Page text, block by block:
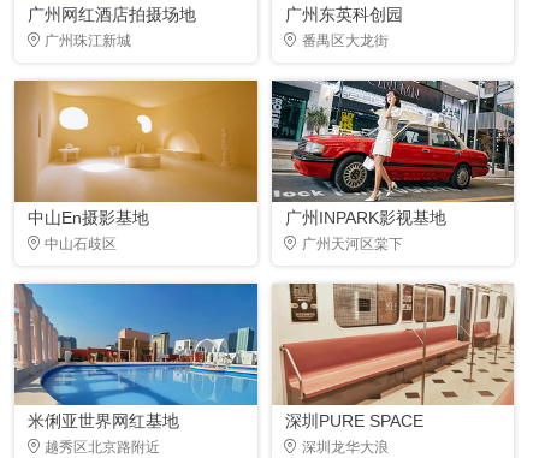
广州网红酒店拍摄场地
广州珠江新城
广州东英科创园
番禺区大龙街
中山En摄影基地
中山石歧区
广州INPARK影视基地
广州天河区棠下
米俐亚世界网红基地
越秀区北京路附近
深圳PURE SPACE
深圳龙华大浪